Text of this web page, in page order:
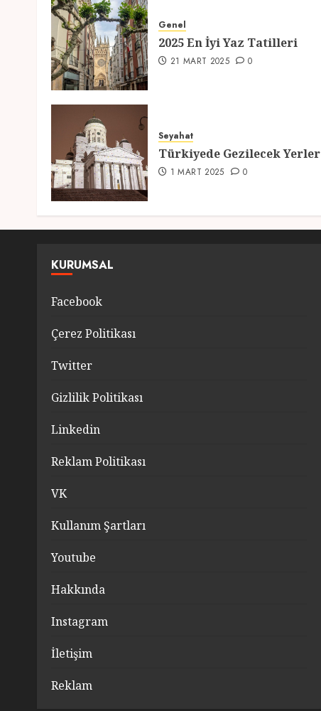
Genel
2025 En İyi Yaz Tatilleri
21 MART 2025 0
Seyahat
Türkiyede Gezilecek Yerler
1 MART 2025 0
KURUMSAL
Facebook
Çerez Politikası
Twitter
Gizlilik Politikası
Linkedin
Reklam Politikası
VK
Kullanım Şartları
Youtube
Hakkında
Instagram
İletişim
Reklam